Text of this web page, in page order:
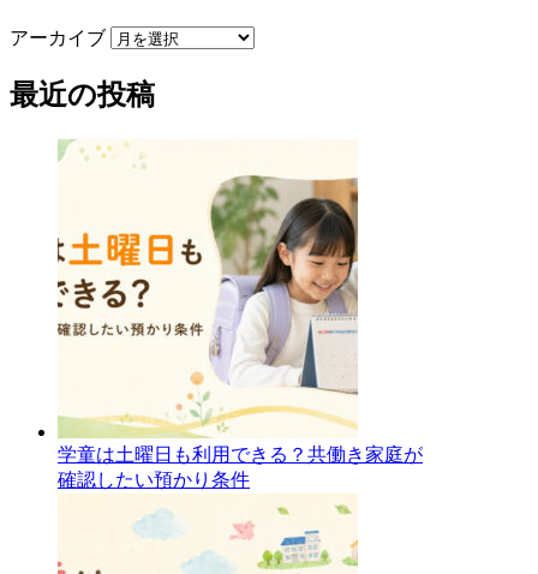
アーカイブ
最近の投稿
学童は土曜日も利用できる？共働き家庭が
確認したい預かり条件